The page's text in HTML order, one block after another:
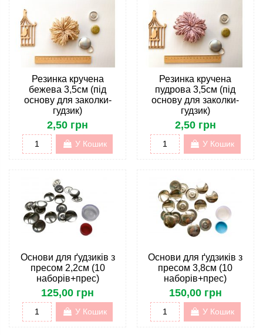
Резинка кручена
бежева 3,5см (під
основу для заколки-
гудзик)
2,50 грн
У Кошик
Резинка кручена
пудрова 3,5см (під
основу для заколки-
гудзик)
2,50 грн
У Кошик
Основи для ґудзиків з
пресом 2,2см (10
наборів+прес)
125,00 грн
У Кошик
Основи для ґудзиків з
пресом 3,8см (10
наборів+прес)
150,00 грн
У Кошик